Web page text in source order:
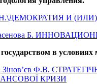
И
Б.
в
Зінов’єв Ф.В.
КРИЗИ